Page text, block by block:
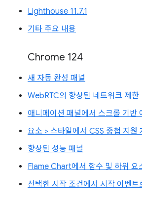
Lighthouse 11.7.1
기타 주요 내용
Chrome 124
새 자동 완성 패널
WebRTC의 향상된 네트워크 제한
애니메이션 패널에서 스크롤 기반
요소 > 스타일에서 CSS 중첩 지원
향상된 성능 패널
Flame Chart에서 함수 및 하위 요
선택한 시작 조건에서 시작 이벤트